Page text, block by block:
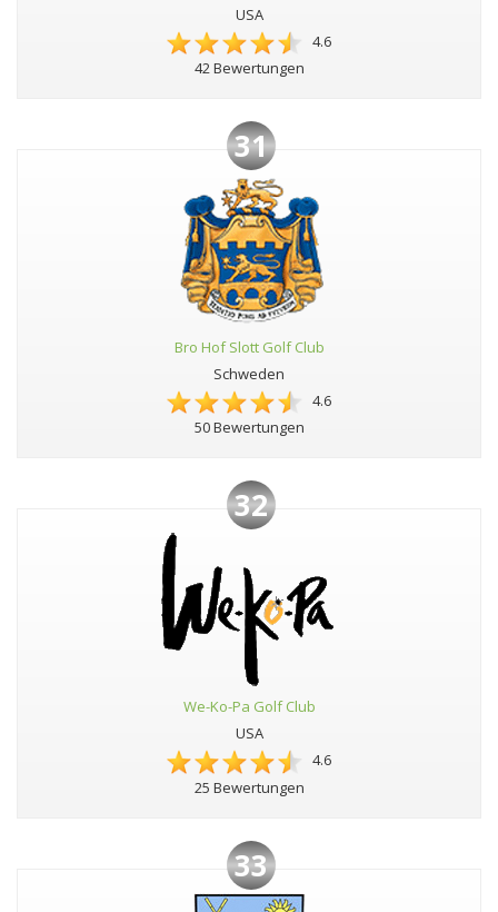
USA
4.6
42 Bewertungen
31
Bro Hof Slott Golf Club
Schweden
4.6
50 Bewertungen
32
We-Ko-Pa Golf Club
USA
4.6
25 Bewertungen
33